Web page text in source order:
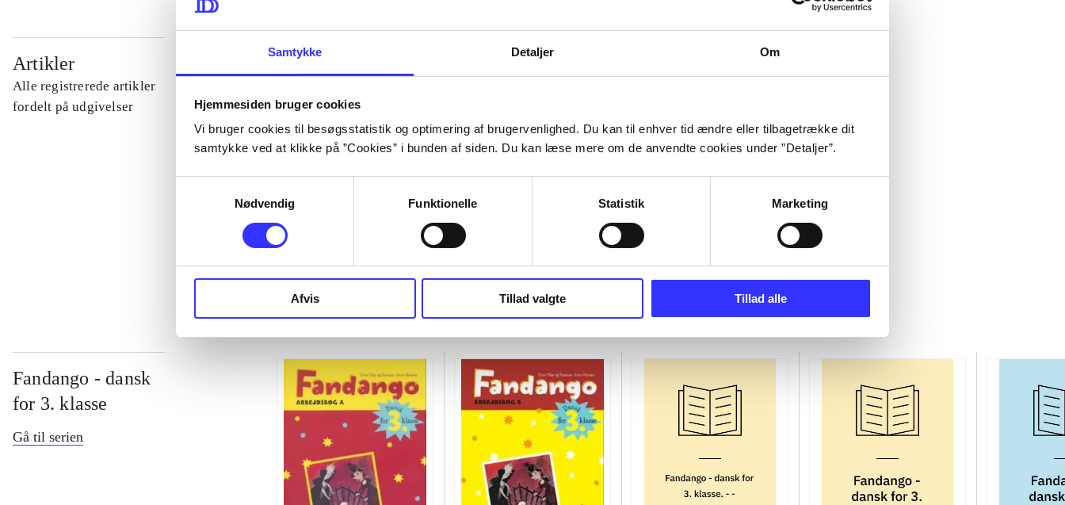
Samtykke Detaljer Om
Hjemmesiden bruger cookies
Vi bruger cookies til besøgsstatistik og optimering af brugervenlighed. Du kan til enhver tid ændre eller tilbagetrække dit
samtykke ved at klikke på ”Cookies” i bunden af siden. Du kan læse mere om de anvendte cookies under ”Detaljer”.
Nødvendig
Funktionelle Statistik Marketing
Afvis Tillad valgte Tillad alle
Artikler
Alle registrerede artikler
fordelt på udgivelser
...
...
...
...
Fandango - dansk
for 3. klasse
Gå til serien